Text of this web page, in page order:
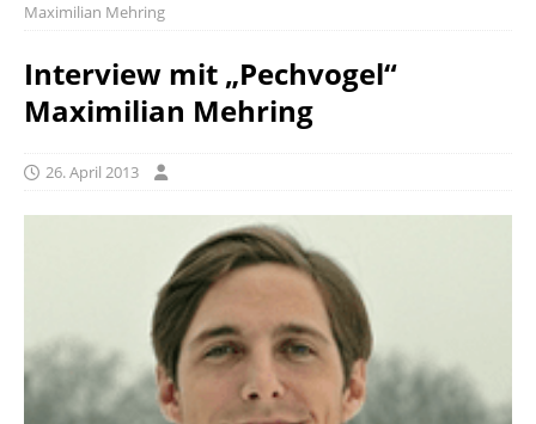
Maximilian Mehring
Interview mit „Pechvogel“
Maximilian Mehring
26. April 2013